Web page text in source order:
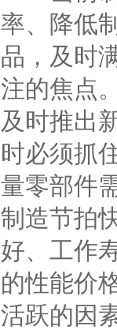
率、降低
品，及时
注的焦点
及时推出
时必须抓
量零部件
制造节拍
好、工作
的性能价
活跃的因